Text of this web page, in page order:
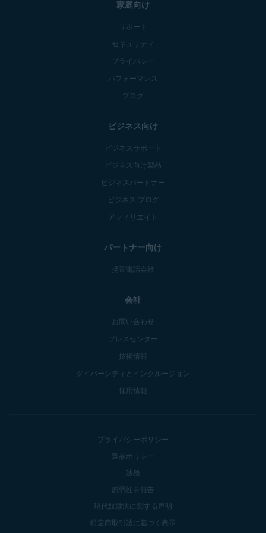
家庭向け
サポート
セキュリティ
プライバシー
パフォーマンス
ブログ
ビジネス向け
ビジネスサポート
ビジネス向け製品
ビジネスパートナー
ビジネス ブログ
アフィリエイト
パートナー向け
携帯電話会社
会社
お問い合わせ
プレスセンター
技術情報
ダイバーシティとインクルージョン
採用情報
プライバシーポリシー
製品ポリシー
法務
脆弱性を報告
現代奴隷法に関する声明
特定商取引法に基づく表示